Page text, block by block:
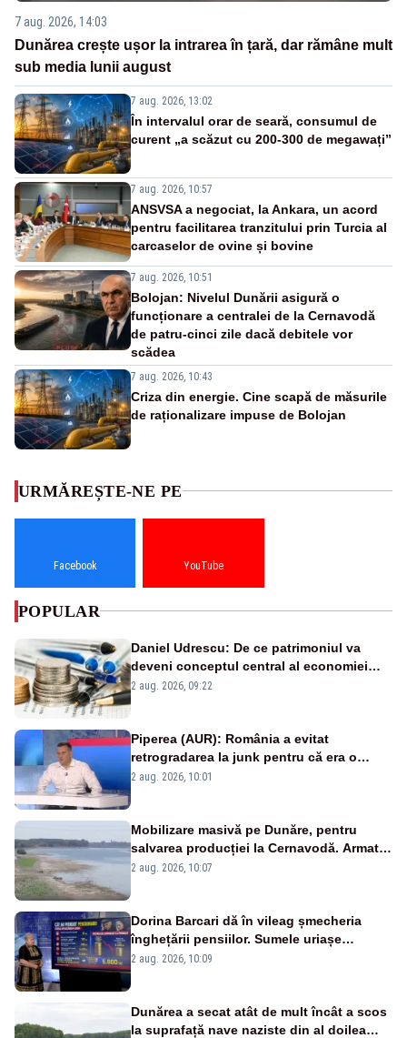
7 aug. 2026, 14:03
Dunărea crește ușor la intrarea în țară, dar rămâne mult
sub media lunii august
7 aug. 2026, 13:02
În intervalul orar de seară, consumul de
curent „a scăzut cu 200-300 de megawați”
7 aug. 2026, 10:57
ANSVSA a negociat, la Ankara, un acord
pentru facilitarea tranzitului prin Turcia al
carcaselor de ovine și bovine
7 aug. 2026, 10:51
Bolojan: Nivelul Dunării asigură o
funcționare a centralei de la Cernavodă
de patru-cinci zile dacă debitele vor
scădea
7 aug. 2026, 10:43
Criza din energie. Cine scapă de măsurile
de raționalizare impuse de Bolojan
URMĂREȘTE-NE PE
Facebook YouTube
POPULAR
Daniel Udrescu: De ce patrimoniul va
deveni conceptul central al economiei
viitoare?
2 aug. 2026, 09:22
Piperea (AUR): România a evitat
retrogradarea la junk pentru că era o
catastrofă pentru bănci și fondurile de
2 aug. 2026, 10:01
Mobilizare masivă pe Dunăre, pentru
salvarea producției la Cernavodă. Armata
va detona o stâncă și va devia apa
2 aug. 2026, 10:07
Dorina Barcari dă în vileag șmecheria
înghețării pensiilor. Sumele uriașe
pierdute de fiecare român
2 aug. 2026, 10:09
Dunărea a secat atât de mult încât a scos
la suprafață nave naziste din al doilea